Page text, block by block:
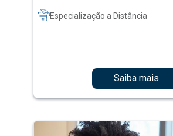
Especialização a Distância
Saiba mais